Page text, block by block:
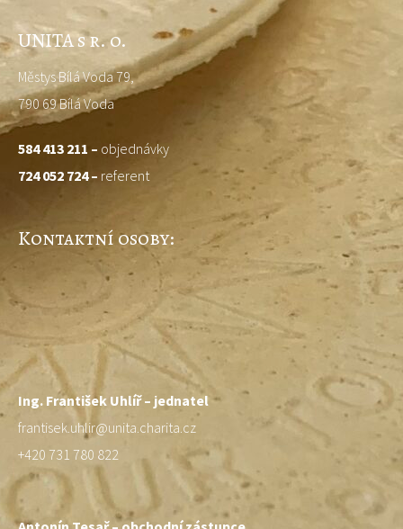
UNITA s r. o.
Městys Bílá Voda 79,
790 69 Bílá Voda
584 413 211 – objednávky
724 052 724 – referent
Kontaktní osoby:
Ing. František Uhlíř – jednatel
frantisek.uhlir@unita.charita.cz
+420 731 780 822